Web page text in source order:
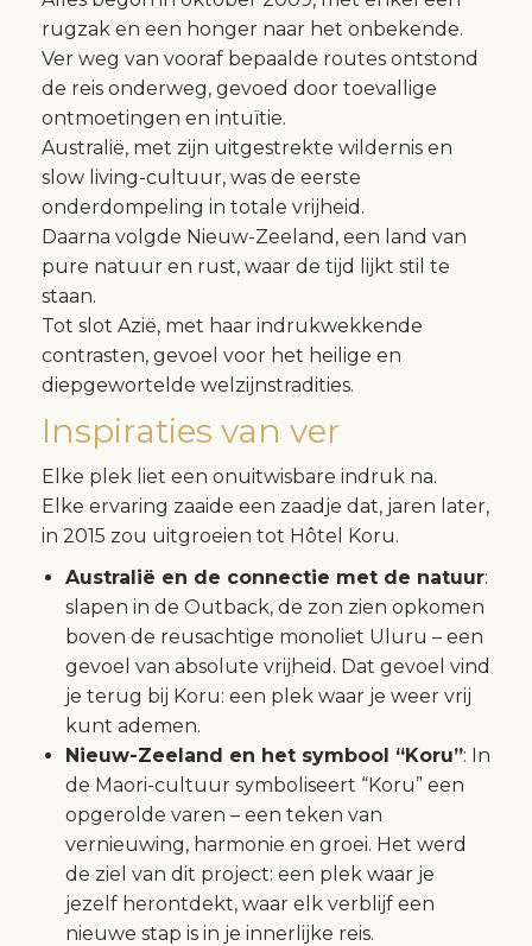
rugzak en een honger naar het onbekende.
Ver weg van vooraf bepaalde routes ontstond
de reis onderweg, gevoed door toevallige
ontmoetingen en intuïtie.
Australië, met zijn uitgestrekte wildernis en
slow living-cultuur, was de eerste
onderdompeling in totale vrijheid.
Daarna volgde Nieuw-Zeeland, een land van
pure natuur en rust, waar de tijd lijkt stil te
staan.
Tot slot Azië, met haar indrukwekkende
contrasten, gevoel voor het heilige en
diepgewortelde welzijnstradities.
Inspiraties van ver
Elke plek liet een onuitwisbare indruk na.
Elke ervaring zaaide een zaadje dat, jaren later,
in 2015 zou uitgroeien tot Hôtel Koru.
Australië en de connectie met de natuur:
slapen in de Outback, de zon zien opkomen
boven de reusachtige monoliet Uluru – een
gevoel van absolute vrijheid. Dat gevoel vind
je terug bij Koru: een plek waar je weer vrij
kunt ademen.
Nieuw-Zeeland en het symbool “Koru”: In
de Maori-cultuur symboliseert “Koru” een
opgerolde varen – een teken van
vernieuwing, harmonie en groei. Het werd
de ziel van dit project: een plek waar je
jezelf herontdekt, waar elk verblijf een
nieuwe stap is in je innerlijke reis.